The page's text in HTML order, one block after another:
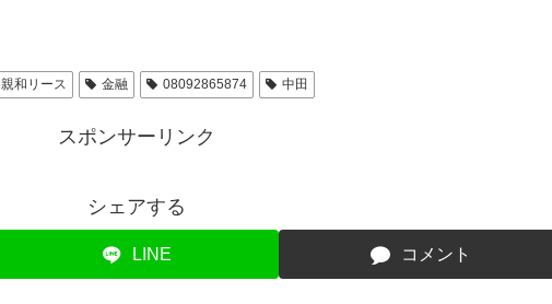
親和リース 金融 08092865874 中田
スポンサーリンク
シェアする
LINE コメント